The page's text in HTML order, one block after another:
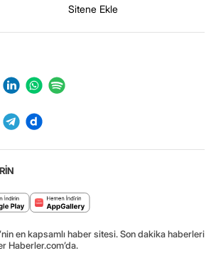
Sitene Ekle
en kapsamlı haber sitesi. Son dakika haberleri
Haberler.com’da.